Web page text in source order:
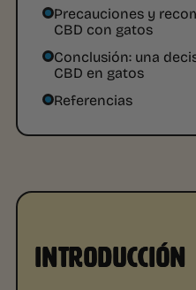
Precauciones y
CBD con gatos
Conclusión: una
CBD en gatos
Referencias
INTRODUCCIÓN